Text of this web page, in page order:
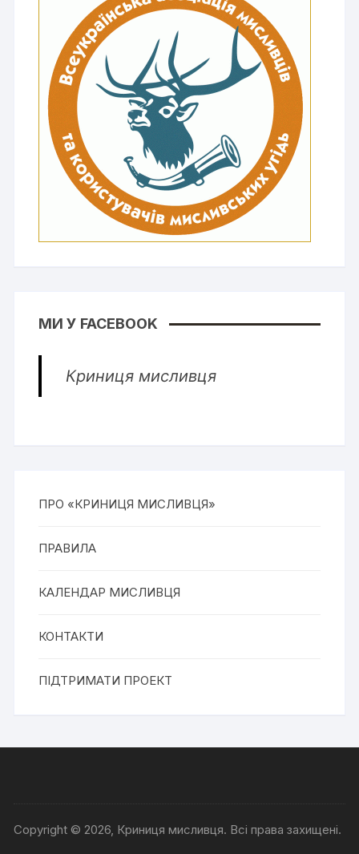
МИ У FACEBOOK
Криниця мисливця
ПРО «КРИНИЦЯ МИСЛИВЦЯ»
ПРАВИЛА
КАЛЕНДАР МИСЛИВЦЯ
КОНТАКТИ
ПІДТРИМАТИ ПРОЕКТ
Copyright © 2026, Криниця мисливця. Всі права захищені.